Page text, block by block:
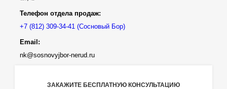
Телефон отдела продаж:
(Сосновый Бор)
Email:
nk@sosnovyjbor-nerud.ru
ЗАКАЖИТЕ БЕСПЛАТНУЮ КОНСУЛЬТАЦИЮ